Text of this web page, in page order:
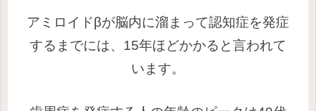
アミロイドβが脳内に溜まって認知症を発症
するまでには、15年ほどかかると言われて
います。